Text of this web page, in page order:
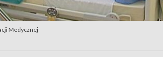
Medycznej